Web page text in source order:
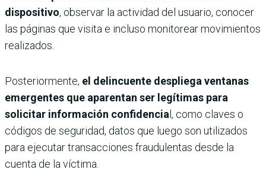
dispositivo, observar la actividad del usuario, conocer
las páginas que visita e incluso monitorear movimientos
realizados.
Posteriormente, el delincuente despliega ventanas
emergentes que aparentan ser legítimas para
solicitar información confidencia l, como claves o
códigos de seguridad, datos que luego son utilizados
para ejecutar transacciones fraudulentas desde la
cuenta de la víctima.